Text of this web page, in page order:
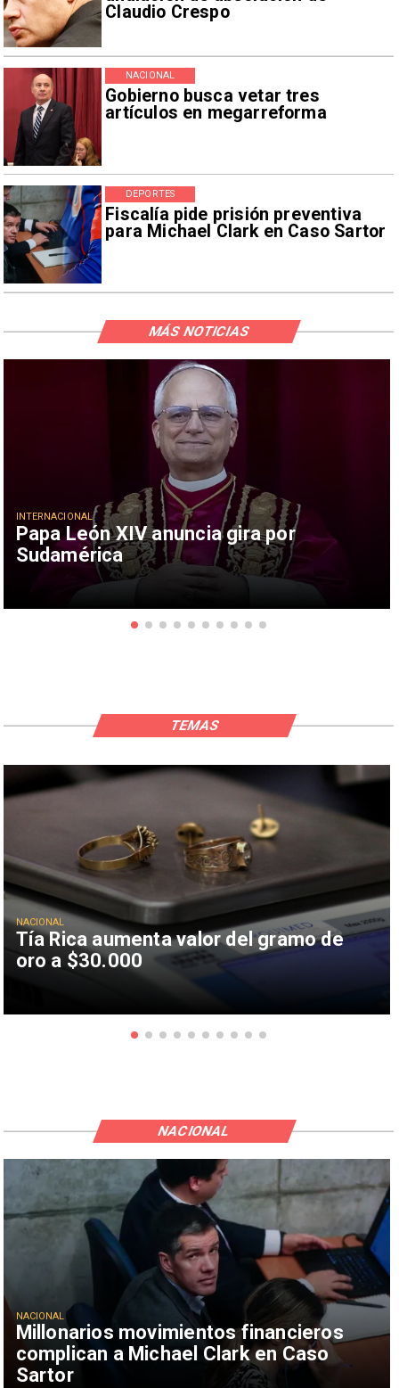
Claudio Crespo
Gobierno busca vetar tres
artículos en megarreforma
NACIONAL
Fiscalía pide prisión preventiva
para Michael Clark en Caso Sartor
DEPORTES
Papa León XIV anuncia gira por
Sudamérica
INTERNACIONAL
MÁS NOTICIAS
Tía Rica aumenta valor del gramo de
oro a $30.000
NACIONAL
TEMAS
Millonarios movimientos financieros
complican a Michael Clark en Caso
Sartor
NACIONAL
NACIONAL